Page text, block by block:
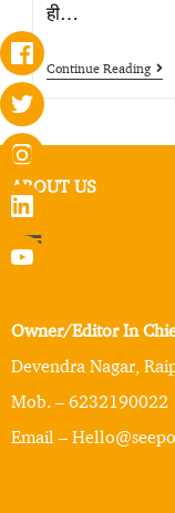
ही…
Continue Reading
ABOUT US
Owner/Editor In
Devendra Nagar,
Mob. – 6232190022
Email –